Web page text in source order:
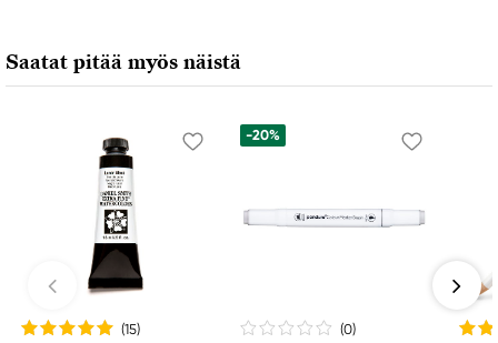
www.panduro.com
+46 (04) 22 30 70
Saatat pitää myös näistä
(15)
-20%
(0)